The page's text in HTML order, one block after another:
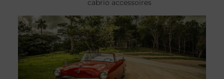
cabrio accessoires